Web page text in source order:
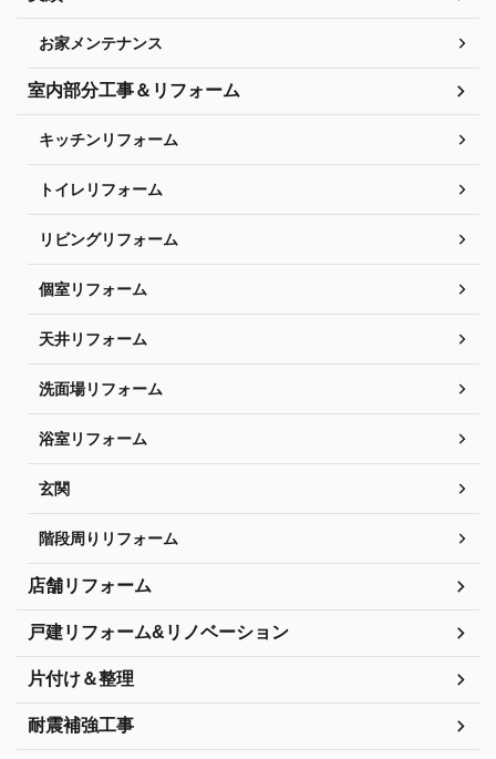
お家メンテナンス
室内部分工事＆リフォーム
キッチンリフォーム
トイレリフォーム
リビングリフォーム
個室リフォーム
天井リフォーム
洗面場リフォーム
浴室リフォーム
玄関
階段周りリフォーム
店舗リフォーム
戸建リフォーム&リノベーション
片付け＆整理
耐震補強工事